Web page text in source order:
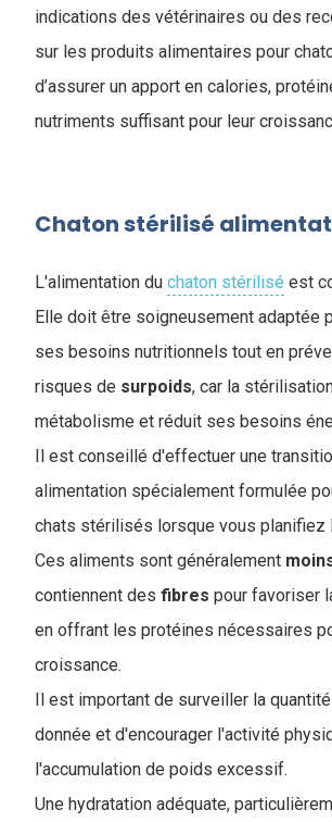
indications des vétérinaires ou des
sur les produits alimentaires pour
d’assurer un apport en calories,
nutriments suffisant pour leur
Chaton stérilisé
L'alimentation du chaton stérilisé est
Elle doit être soigneusement adaptée
ses besoins nutritionnels tout en
risques de surpoids, car la
métabolisme et réduit ses besoins
Il est conseillé d'effectuer une
alimentation spécialement formulée
chats stérilisés lorsque vous planifiez
Ces aliments sont généralement
contiennent des fibres pour favoriser
en offrant les protéines nécessaires
croissance.
Il est important de surveiller la
donnée et d'encourager l'activité
l'accumulation de poids excessif.
Une hydratation adéquate,